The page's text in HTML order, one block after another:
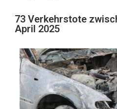
73 Verkehrstote
April 2025